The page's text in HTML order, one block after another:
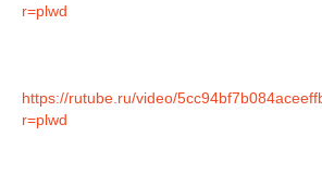
r=plwd
https://rutube.ru/video/
r=plwd